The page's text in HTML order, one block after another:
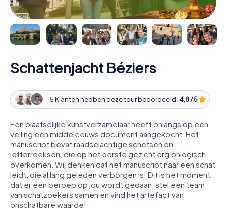
Schattenjacht Béziers
15 Klanten hebben deze tour beoordeeld: 4,8 / 5
Een plaatselijke kunstverzamelaar heeft onlangs op een
veiling een middeleeuws document aangekocht. Het
manuscript bevat raadselachtige schetsen en
letterreeksen, die op het eerste gezicht erg onlogisch
overkomen. Wij denken dat het manuscript naar een schat
leidt, die al lang geleden verborgen is! Dit is het moment
dat er een beroep op jou wordt gedaan: stel een team
van schatzoekers samen en vind het artefact van
onschatbare waarde!